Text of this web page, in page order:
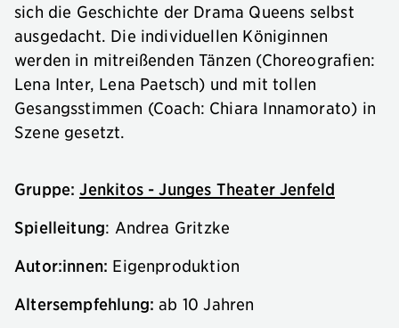
sich die Geschichte der Drama Queens selbst
ausgedacht. Die individuellen Königinnen
werden in mitreißenden Tänzen (Choreografien:
Lena Inter, Lena Paetsch) und mit tollen
Gesangsstimmen (Coach: Chiara Innamorato) in
Szene gesetzt.
Gruppe: Jenkitos - Junges Theater Jenfeld
Spielleitung: Andrea Gritzke
Autor:innen: Eigenproduktion
Altersempfehlung: ab 10 Jahren